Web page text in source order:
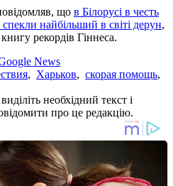
що в Білорусі в честь
найбільший в світі дерун,
рекордів Гіннеса.
News
, Харьков, скорая помощь,
необхідний текст і
про це редакцію.